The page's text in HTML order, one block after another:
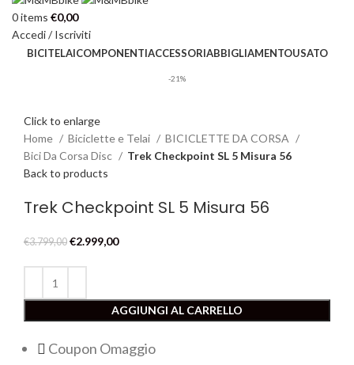
0items €0,00
Accedi / Iscriviti
BICITELAICOMPONENTIACCESSORIABBIGLIAMENTOUSATO
-21%
Click to enlarge
Home
Biciclette e Telai
BICICLETTE DA CORSA
Bici Da Corsa Disc
Trek Checkpoint SL 5 Misura 56
Back to products
Trek Checkpoint SL 5 Misura 56
€3.799,00 Il
€3.799,00.
€2.999,00Il
€2.999,00.
AGGIUNGI AL CARRELLO
Coupon Omaggio